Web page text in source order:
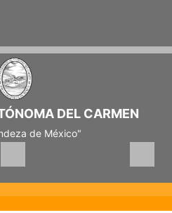
DEL CARMEN
de México"